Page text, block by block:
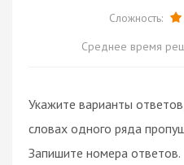
Сложность:
Среднее время
Укажите варианты
словах одного ряда
Запишите номера ответов.